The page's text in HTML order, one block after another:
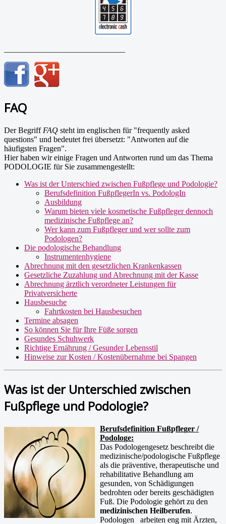
FAQ
Der Begriff FAQ steht im englischen für "frequently asked
questions" und bedeutet frei übersetzt: "Antworten auf die
häufigsten Fragen".
Hier haben wir einige Fragen und Antworten rund um das Thema
PODOLOGIE für Sie zusammengestellt:
Was ist der Unterschied zwischen Fußpflege und Podologie?
Berufsdefinition FußpflegerIn vs. PodologIn
Ausbildung
Warum bieten viele kosmetische Fußpfleger dennoch
medizinische Fußpflege an?
Wer kann zum Fußpfleger und wer sollte zum
Podologen?
Die podologische Behandlung
Instrumentenhygiene
Abrechnung mit den gesetzlichen Krankenkassen
Gesetzliche Zuzahlung und Abrechnung mit der Kasse
Abrechnung ärztlich verordneter Leistungen für
Privatversicherte
Hausbesuche
Fahrtkosten bei Hausbesuchen
Termine absagen
So können Sie für Ihre Füße sorgen
Gesundes Schuhwerk
Richtige Ernährung / Gesunder Lebensstil
Hinweise zur Kosten / Kostenübernahme bei Spangen
Was ist der Unterschied zwischen
Fußpflege und Podologie?
Berufsdefinition Fußpfleger /
Podologe:
Das Podologengesetz beschreibt die
medizinische/podologische Fußpflege
als die präventive, therapeutische und
rehabilitative Behandlung am
gesunden, von Schädigungen
bedrohten oder bereits geschädigten
Fuß. Die Podologie gehört zu den
medizinischen Heilberufen.
Podologen arbeiten eng mit Ärzten,